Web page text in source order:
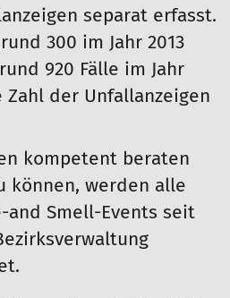
separat erfasst.
300 im Jahr 2013
920 Fälle im Jahr
Zahl der Unfallanzeigen
kompetent beraten
können, werden alle
and Smell-Events seit